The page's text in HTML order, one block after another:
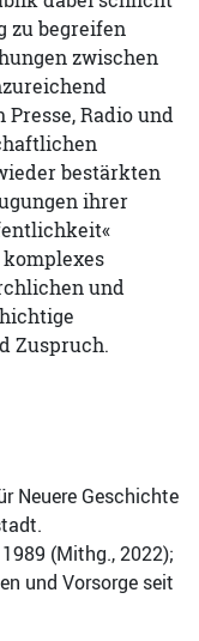
zu begreifen
zwischen
Radio und
bestärkten
ihrer
und
Zuspruch.
Neuere Geschichte
(Mithg., 2022);
und Vorsorge seit